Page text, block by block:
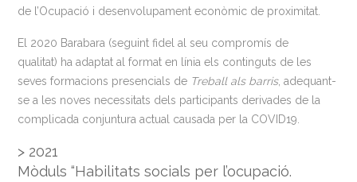
de l’Ocupació i desenvolupament econòmic de proximitat.
El 2020 Barabara (seguint fidel al seu compromís de
qualitat) ha adaptat al format en línia els continguts de les
seves formacions presencials de Treball als barris, adequant-
se a les noves necessitats dels participants derivades de la
complicada conjuntura actual causada per la COVID19.
> 2021
Mòduls “Habilitats socials per l’ocupació.